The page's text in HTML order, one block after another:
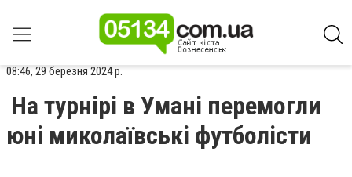
08:46, 29 березня 2024 р.
На турнірі в Умані перемогли
юні миколаївські футболісти